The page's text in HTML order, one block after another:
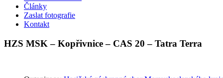
Články
Zaslat fotografie
Kontakt
HZS MSK – Kopřivnice – CAS 20 – Tatra Terra